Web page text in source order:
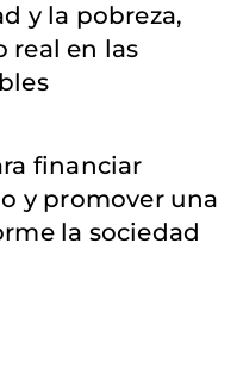
y la pobreza,
real en las
financiar
y promover una
la sociedad